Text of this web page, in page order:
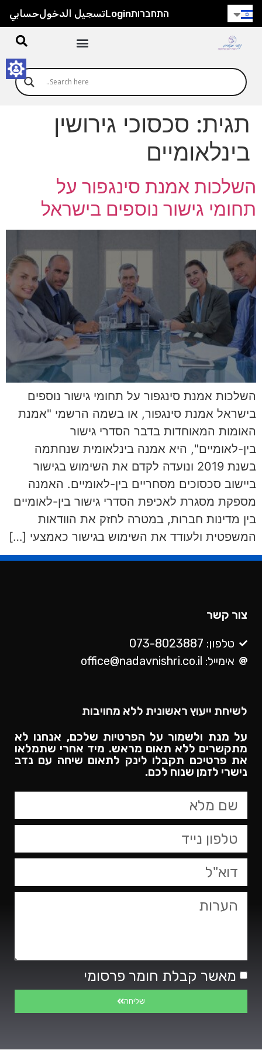
תחילתו
של
אינטרנט,
אנטר
לאזור
תוכן
מרכזי
התחברותLoginتسجيل الدخولحسابي
תגית: סכסוכי גירושין
בינלאומיים
השלכות אמנת סינגפור על
תחומי גישור נוספים בישראל
השלכות אמנת סינגפור על תחומי גישור נוספים
בישראל אמנת סינגפור, או בשמה הרשמי "אמנת
האומות המאוחדות בדבר הסדרי גישור
בין-לאומיים", היא אמנה בינלאומית שנחתמה
בשנת 2019 ונועדה לקדם את השימוש בגישור
ביישוב סכסוכים מסחריים בין-לאומיים. האמנה
מספקת מסגרת לאכיפת הסדרי גישור בין-לאומיים
בין מדינות חברות, במטרה לחזק את הוודאות
המשפטית ולעודד את השימוש בגישור כאמצעי […]
צור קשר
טלפון: 073-8023887
אימייל: office@nadavnishri.co.il
לשיחת ייעוץ ראשונית ללא מחויבות
על מנת ולשמור על הפרטיות שלכם, אנחנו לא
מתקשרים ללא תאום מראש. מיד אחרי שתמלאו
את פרטיכם תקבלו לינק לתאום שיחה עם נדב
נישרי לזמן שנוח לכם.​
קשר,
באפשרותך
ללחוץ
אנטר
לאזור
מאשר קבלת חומר פרסומי
שליחה